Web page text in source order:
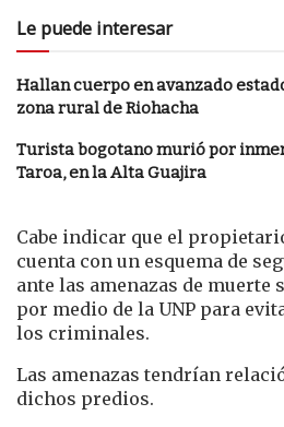
Le puede interesar
Hallan cuerpo en avanzado
zona rural de Riohacha
Turista bogotano murió por
Taroa, en la Alta Guajira
Cabe indicar que el
cuenta con un esquema de
ante las amenazas de muerte
por medio de la UNP para
los criminales.
Las amenazas tendrían
dichos predios.